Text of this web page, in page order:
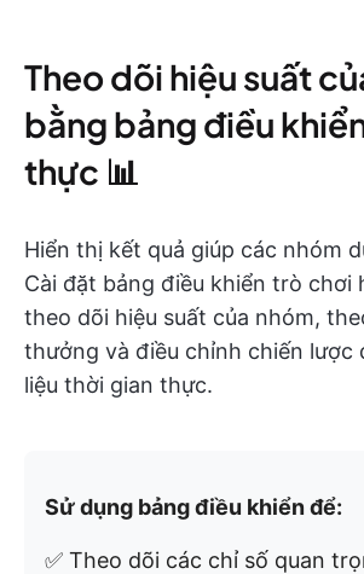
Theo dõi hiệu suất
bằng bảng điều
thực 📊
Hiển thị kết quả giúp các nhóm
Cài đặt bảng điều khiển trò chơi
theo dõi hiệu suất của nhóm,
thưởng và điều chỉnh chiến lược
liệu thời gian thực.
Sử dụng bảng điều khiển để:
✅ Theo dõi các chỉ số quan